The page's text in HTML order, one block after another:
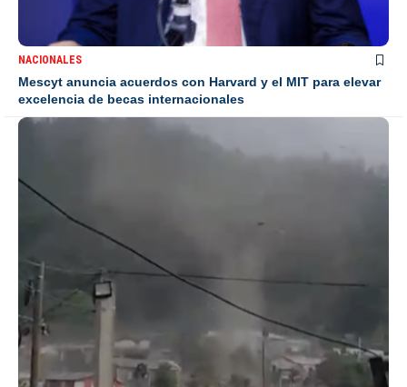
NACIONALES
Mescyt anuncia acuerdos con Harvard y el MIT para elevar
excelencia de becas internacionales